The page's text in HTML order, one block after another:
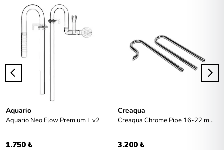
Aquario
Aquario Neo Flow Premium L v2
1.750 ₺
Creaqua
Creaqua Chrome Pipe 16-22 mm Emiş Basış Seti
3.200 ₺